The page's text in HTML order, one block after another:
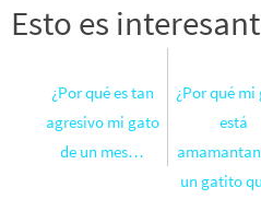
Esto es
¿Por qué es tan
agresivo mi gato
de un mes…
¿Por qué mi
está
un gatito